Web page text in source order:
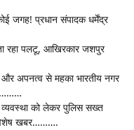
जगह! प्रधान संपादक धर्मेंद्र
पलटू, आखिरकार जशपुर
अपनत्व से महका भारतीय नगर
व्यवस्था को लेकर पुलिस सख्त
खबर……….